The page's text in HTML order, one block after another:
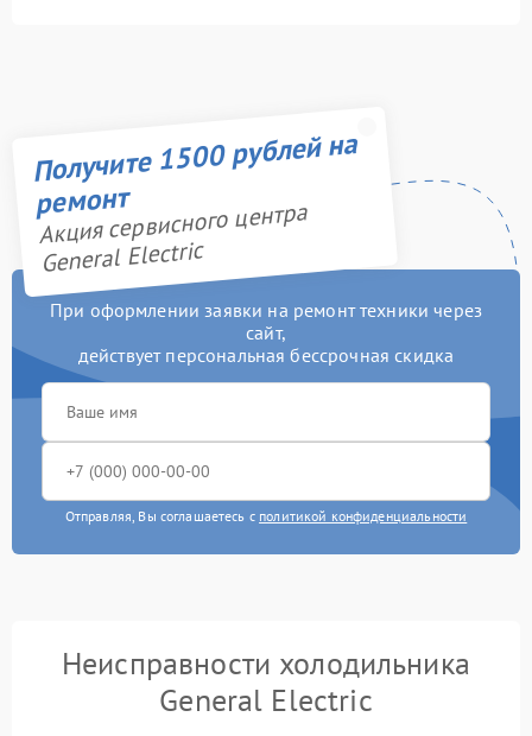
Получите 1500 рублей на
ремонт
Акция сервисного центра
General Electric
При оформлении заявки на ремонт техники через
сайт,
действует персональная бессрочная скидка
Отправляя, Вы соглашаетесь с политикой конфиденциальности
Неисправности холодильника
General Electric